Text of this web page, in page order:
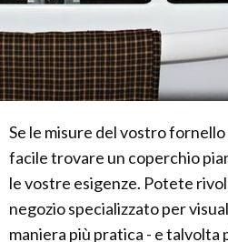
Se le misure del vostro
facile trovare un coperchio
le vostre esigenze. Potete
negozio specializzato per
maniera più pratica - e talvolta